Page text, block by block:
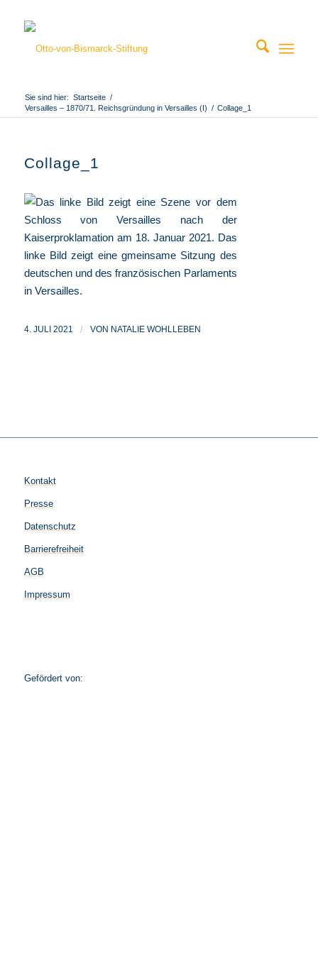
Sie sind hier: Startseite /
Versailles – 1870/71. Reichsgründung in Versailles (I) / Collage_1
Collage_1
4. JULI 2021 / VON NATALIE WOHLLEBEN
Kontakt
Presse
Datenschutz
Barrierefreiheit
AGB
Impressum
Gefördert von: